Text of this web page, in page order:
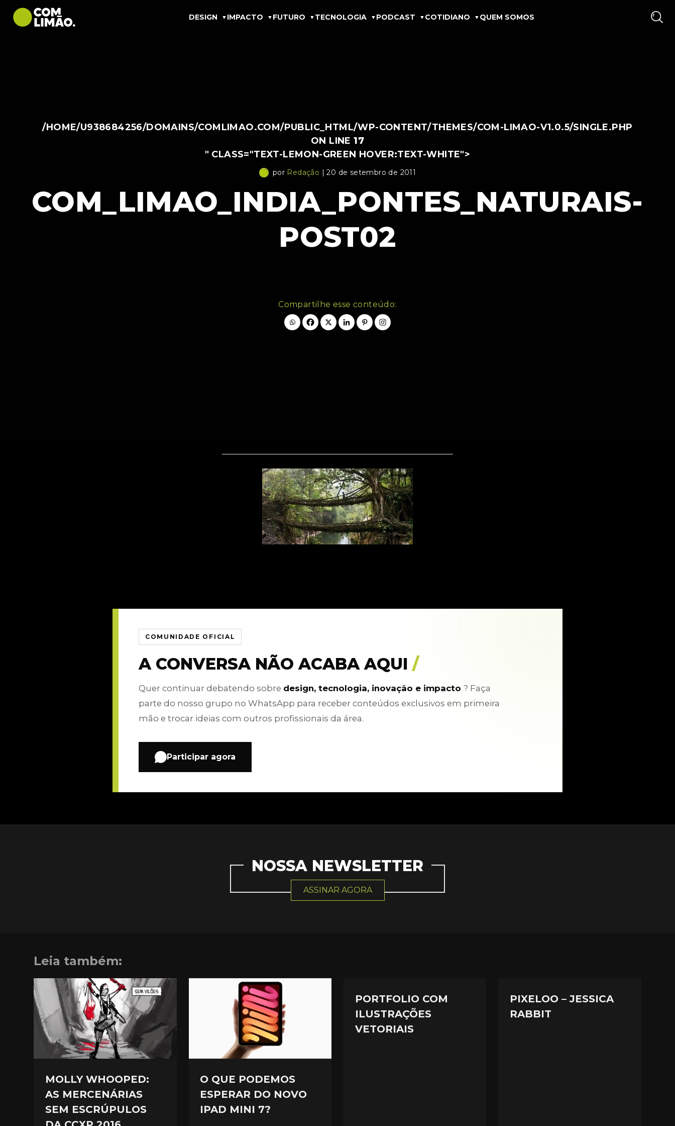
DESIGN IMPACTO FUTURO TECNOLOGIA PODCAST COTIDIANO QUEM SOMOS
/HOME/U938684256/DOMAINS/COMLIMAO.COM/PUBLIC_HTML/WP-CONTENT/THEMES/COM-LIMAO-V1.0.5/SINGLE.PHP
ON LINE17
" CLASS="TEXT-LEMON-GREEN HOVER:TEXT-WHITE">
por Redação | 20 de setembro de 2011
COM_LIMAO_INDIA_PONTES_NATURAIS-
POST02
Compartilhe esse conteúdo:
COMUNIDADE OFICIAL
A CONVERSA NÃO ACABA AQUI /
Quer continuar debatendo sobre design, tecnologia, inovação e impacto ? Faça
parte do nosso grupo no WhatsApp para receber conteúdos exclusivos em primeira
mão e trocar ideias com outros profissionais da área.
Participar agora
NOSSA NEWSLETTER
ASSINAR AGORA
Leia também:
MOLLY WHOOPED:
AS MERCENÁRIAS
SEM ESCRÚPULOS
O QUE PODEMOS
ESPERAR DO NOVO
IPAD MINI 7?
PORTFOLIO COM
ILUSTRAÇÕES
VETORIAIS
PIXELOO – JESSICA
RABBIT